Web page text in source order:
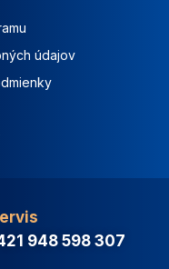
948 598 307
údajov